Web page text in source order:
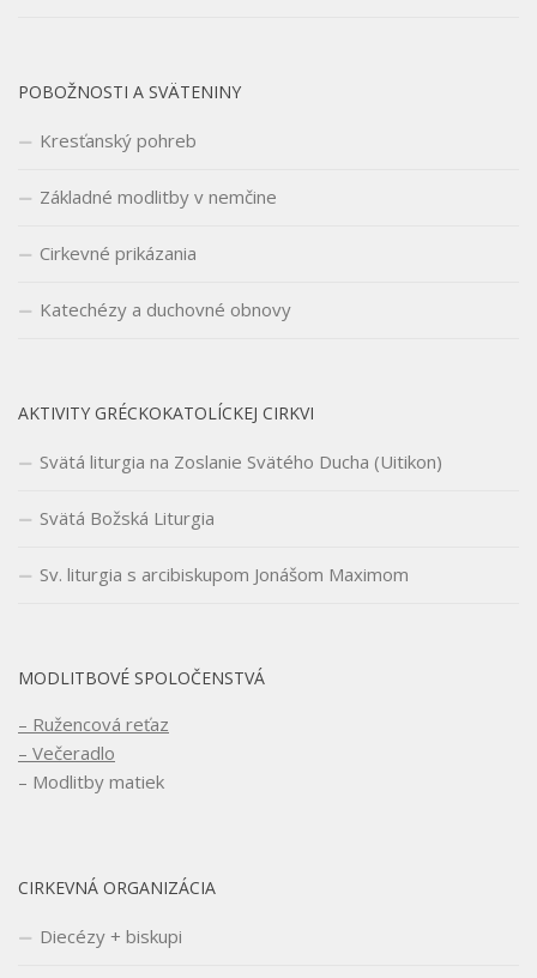
POBOŽNOSTI A SVÄTENINY
Kresťanský pohreb
Základné modlitby v nemčine
Cirkevné prikázania
Katechézy a duchovné obnovy
AKTIVITY GRÉCKOKATOLÍCKEJ CIRKVI
Svätá liturgia na Zoslanie Svätého Ducha (Uitikon)
Svätá Božská Liturgia
Sv. liturgia s arcibiskupom Jonášom Maximom
MODLITBOVÉ SPOLOČENSTVÁ
– Ružencová reťaz
– Večeradlo
– Modlitby matiek
CIRKEVNÁ ORGANIZÁCIA
Diecézy + biskupi